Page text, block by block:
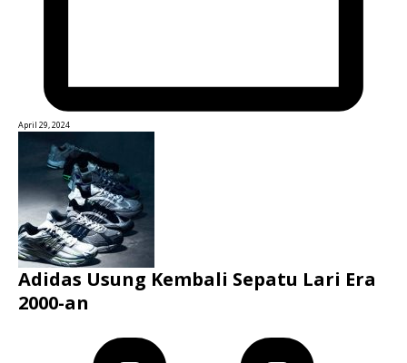
April 29, 2024
Adidas Usung Kembali Sepatu Lari Era
2000-an